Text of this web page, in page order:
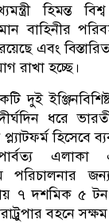
হিমন্ত
বাহিনীর
এবং বিস্তারিত
রাখা হচ্ছে।
ধরে
হিসেবে
এলাকা
পরিচালনার
৭ দশমিক ৫
বহনে